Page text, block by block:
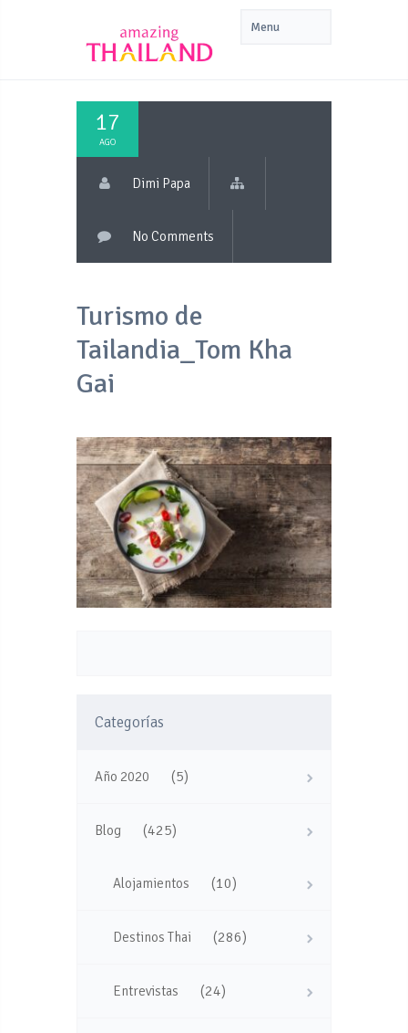
17
AGO
Dimi Papa
No Comments
Turismo de
Tailandia_Tom Kha
Gai
Categorías
Año 2020 (5)
Blog (425)
Alojamientos (10)
Destinos Thai (286)
Entrevistas (24)